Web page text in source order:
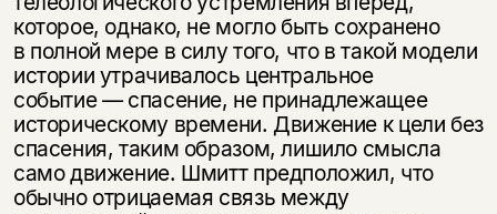
которое, однако, не могло быть сохранено
в полной мере в силу того, что в такой модели
истории утрачивалось центральное
событие — спасение, не принадлежащее
историческому времени. Движение к цели без
спасения, таким образом, лишило смысла
само движение. Шмитт предположил, что
обычно отрицаемая связь между